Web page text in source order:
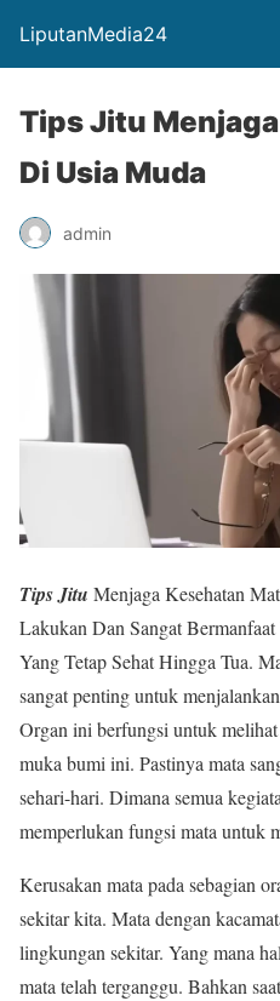
LiputanMedia24
Tips Jitu
Di Usia Muda
admin
Tips Jitu Menjaga Kesehatan
Lakukan Dan Sangat
Yang Tetap Sehat Hingga Tua.
sangat penting untuk
Organ ini berfungsi untuk
muka bumi ini. Pastinya mata
sehari-hari. Dimana semua
memperlukan fungsi mata untuk
Kerusakan mata pada sebagian
sekitar kita. Mata dengan
lingkungan sekitar. Yang mana
mata telah terganggu. Bahkan